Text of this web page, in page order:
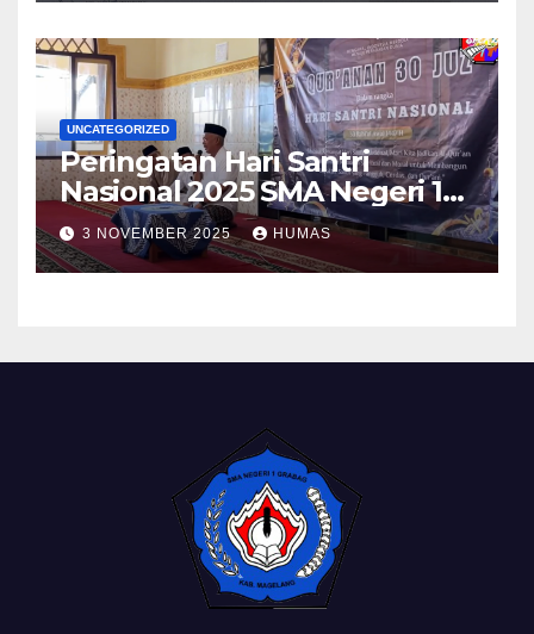
UNCATEGORIZED
Peringatan Hari Santri
Nasional 2025 SMA Negeri 1
Grabag
3 NOVEMBER 2025 HUMAS